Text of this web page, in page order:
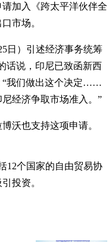
请加入《跨太平洋伙伴全
市场。
日）引述经济事务统筹
话说，印尼已致函新西
“我们做出这个决定……
经济争取市场准入。”
沃也支持这项申请。
12个国家的自由贸易协
投资。